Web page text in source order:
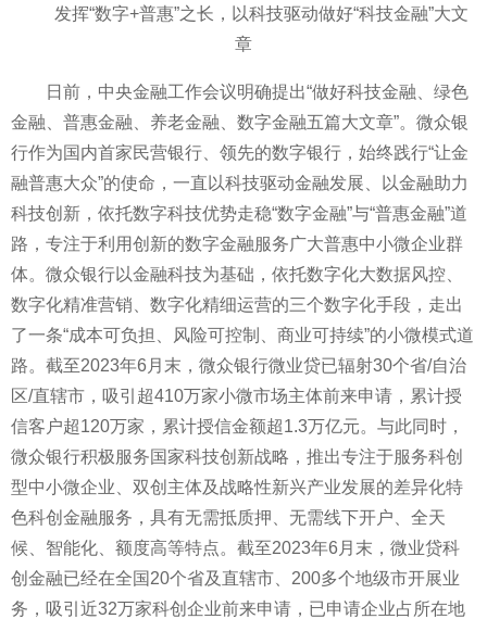
发挥“数字+普惠”之长，以科技驱动做好“科技金融”大文
章
日前，中央金融工作会议明确提出“做好科技金融、绿色
金融、普惠金融、养老金融、数字金融五篇大文章”。微众银
行作为国内首家民营银行、领先的数字银行，始终践行“让金
融普惠大众”的使命，一直以科技驱动金融发展、以金融助力
科技创新，依托数字科技优势走稳“数字金融”与“普惠金融”道
路，专注于利用创新的数字金融服务广大普惠中小微企业群
体。微众银行以金融科技为基础，依托数字化大数据风控、
数字化精准营销、数字化精细运营的三个数字化手段，走出
了一条“成本可负担、风险可控制、商业可持续”的小微模式道
路。截至2023年6月末，微众银行微业贷已辐射30个省/自治
区/直辖市，吸引超410万家小微市场主体前来申请，累计授
信客户超120万家，累计授信金额超1.3万亿元。与此同时，
微众银行积极服务国家科技创新战略，推出专注于服务科创
型中小微企业、双创主体及战略性新兴产业发展的差异化特
色科创金融服务，具有无需抵质押、无需线下开户、全天
候、智能化、额度高等特点。截至2023年6月末，微业贷科
创金融已经在全国20个省及直辖市、200多个地级市开展业
务，吸引近32万家科创企业前来申请，已申请企业占所在地